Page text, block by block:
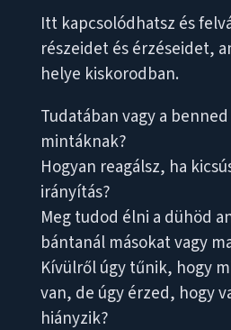
Itt kapcsolódhatsz és
részeidet és érzéseidet,
helye kiskorodban.
Tudatában vagy a
mintáknak?
Hogyan reagálsz, ha
irányítás?
Meg tudod élni a dühöd
bántanál másokat vagy
Kívülről úgy tűnik, hogy
van, de úgy érzed, hogy
hiányzik?